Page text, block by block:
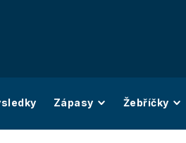
Zápasy Žebříčky